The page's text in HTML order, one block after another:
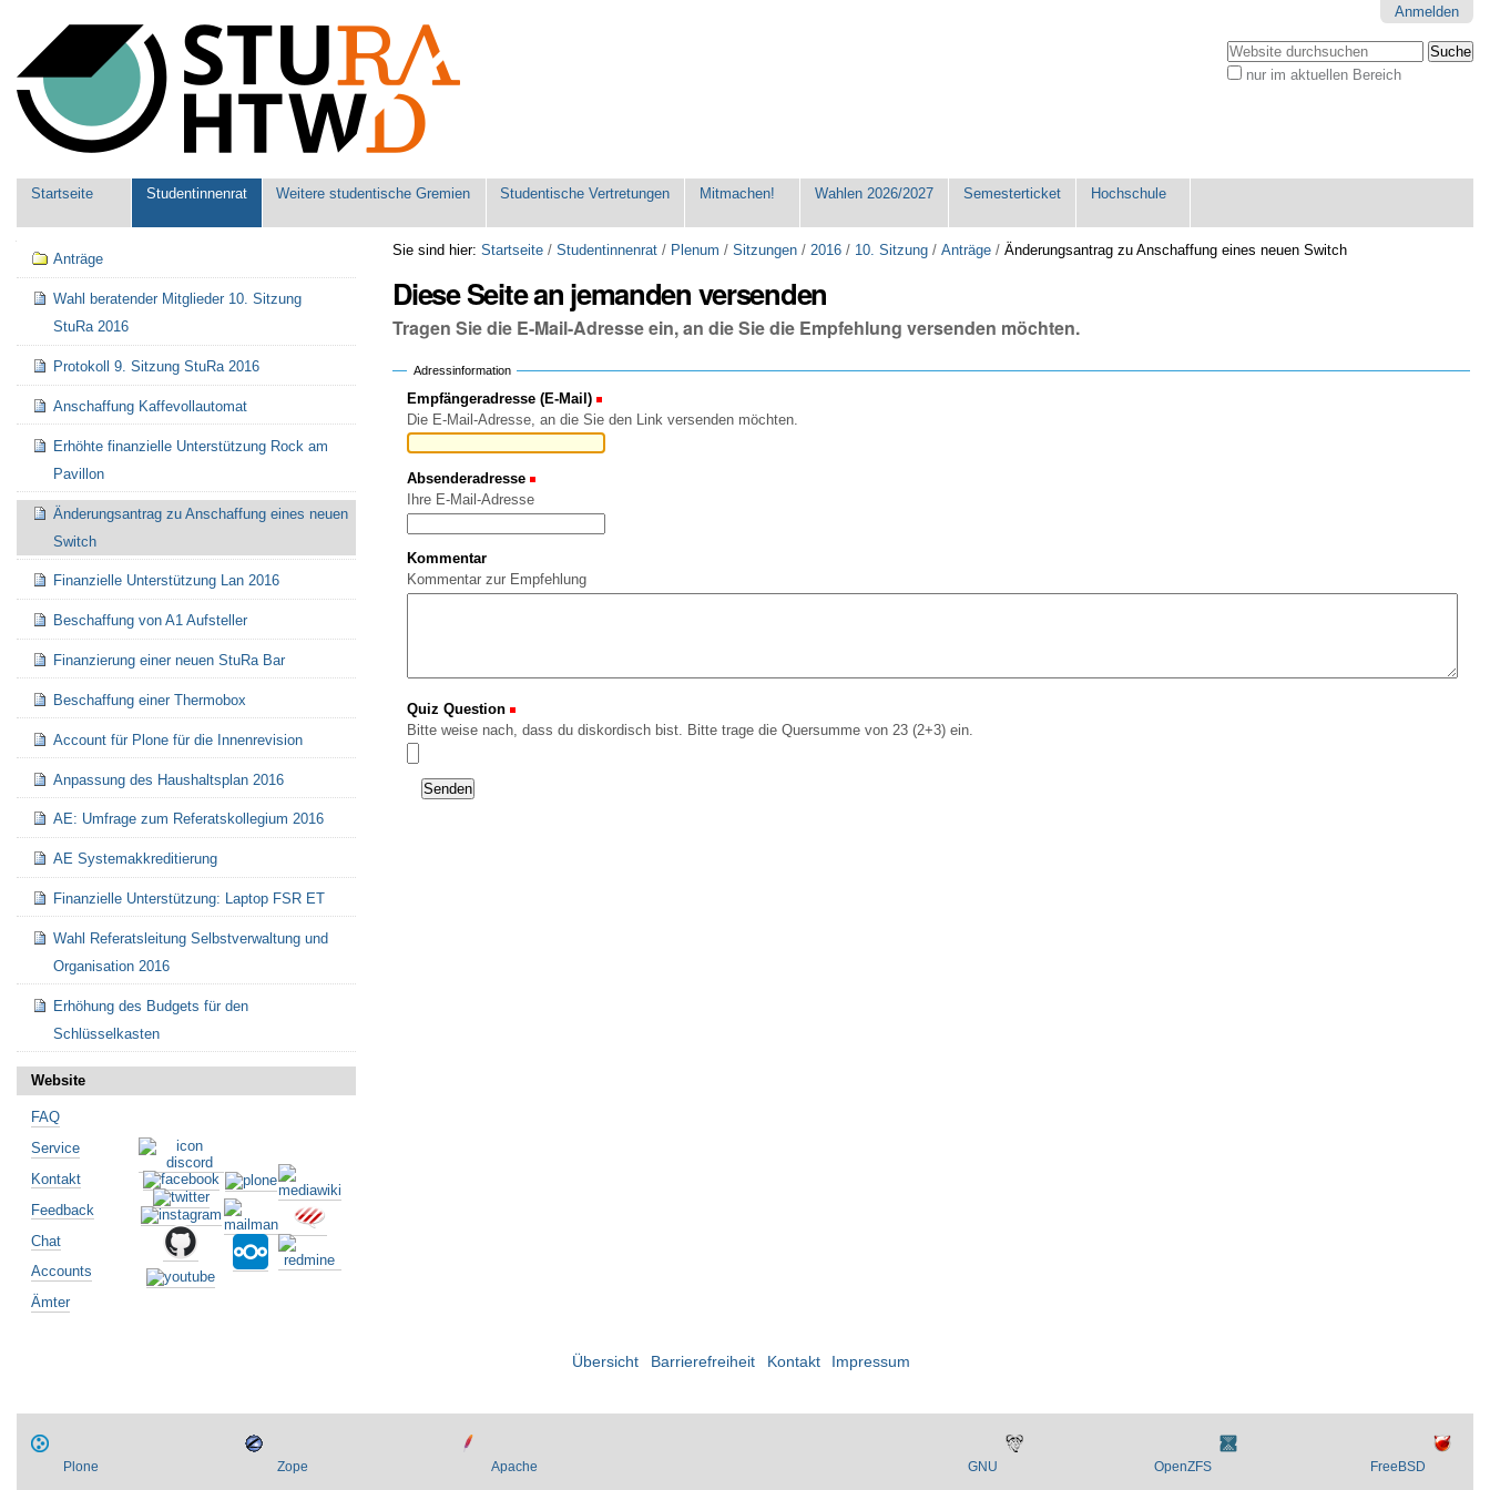
Werkzeuge
Anmelden
Website durchsuchen
nur im aktuellen Bereich
Sektionen
Startseite Studentinnenrat Weitere studentische Gremien Studentische Vertretungen Mitmachen! Wahlen 2026/2027 Semesterticket Hochschule
Sie sind hier: Startseite /Studentinnenrat / Plenum /Sitzungen /2016 / 10. Sitzung /Anträge /Änderungsantrag zu Anschaffung eines neuen Switch
Diese Seite an jemanden versenden
Tragen Sie die E-Mail-Adresse ein, an die Sie die Empfehlung versenden möchten.
Adressinformation
Empfängeradresse (E-Mail)
Die E-Mail-Adresse, an die Sie den Link versenden möchten.
Absenderadresse
Ihre E-Mail-Adresse
Kommentar
Kommentar zur Empfehlung
Quiz Question
Bitte weise nach, dass du diskordisch bist. Bitte trage die Quersumme von 23 (2+3) ein.
Navigation
Anträge
Wahl beratender Mitglieder 10. Sitzung
StuRa 2016
Protokoll 9. Sitzung StuRa 2016
Anschaffung Kaffevollautomat
Erhöhte finanzielle Unterstützung Rock am
Pavillon
Änderungsantrag zu Anschaffung eines neuen
Switch
Finanzielle Unterstützung Lan 2016
Beschaffung von A1 Aufsteller
Finanzierung einer neuen StuRa Bar
Beschaffung einer Thermobox
Account für Plone für die Innenrevision
Anpassung des Haushaltsplan 2016
AE: Umfrage zum Referatskollegium 2016
AE Systemakkreditierung
Finanzielle Unterstützung: Laptop FSR ET
Wahl Referatsleitung Selbstverwaltung und
Organisation 2016
Erhöhung des Budgets für den
Schlüsselkasten
Website
FAQ
Service
Kontakt
Feedback
Chat
Accounts
Ämter
Übersicht Barrierefreiheit Kontakt Impressum
Plone Zope Apache GNU OpenZFS FreeBSD